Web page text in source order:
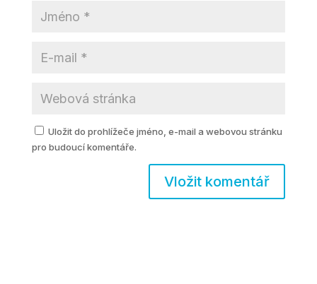
Uložit do prohlížeče jméno, e-mail a webovou stránku
pro budoucí komentáře.